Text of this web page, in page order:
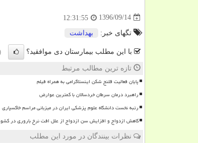
1396/09/14
12:31:55
تگهای خبر: بهداشت
با این مطلب بیمارستان دی موافقید؟
تازه ترین مطالب مرتبط
پایان فعالیت قلنج شکن اینستاگرامی به همراه فیلم
راهبرد درمان سرطان خردسالان با کمترین عوارض
رتبه نخست دانشگاه علوم پزشکی ایران در میزبانی مراسم خاکسپاری
کاهش ازدواج و افزایش سن ازدواج از علل افت نرخ باروری در
نظرات بینندگان در مورد این مطلب